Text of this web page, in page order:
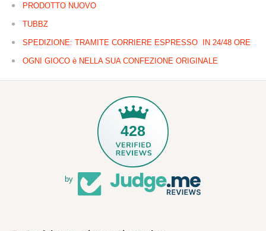
PRODOTTO NUOVO
TUBBZ
SPEDIZIONE: TRAMITE CORRIERE ESPRESSO IN 24/48 ORE
OGNI GIOCO è NELLA SUA CONFEZIONE ORIGINALE
428
by